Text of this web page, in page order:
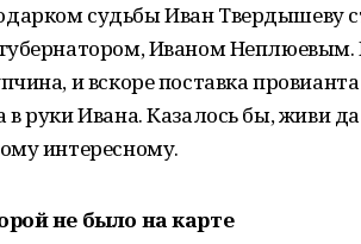
судьбы Иван Твердышеву
Иваном Неплюевым.
и вскоре поставка
руки Ивана. Казалось бы, живи
интересному.
не было на карте